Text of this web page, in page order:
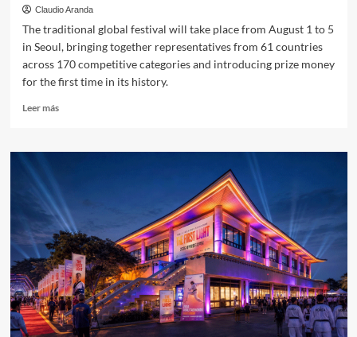
Claudio Aranda
The traditional global festival will take place from August 1 to 5
in Seoul, bringing together representatives from 61 countries
across 170 competitive categories and introducing prize money
for the first time in its history.
Leer másLeer
Kukkiwon
More
Than
4,200
Participants
for
the
2026
World
Taekwondo
Hanmadang